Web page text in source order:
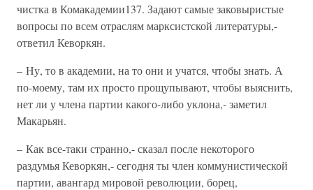
чистка в Комакадемии137. Задают самые заковыристые
вопросы по всем отраслям марксистской литературы,-
ответил Кеворкян.
– Ну, то в академии, на то они и учатся, чтобы знать. А
по-моему, там их просто прощупывают, чтобы выяснить,
нет ли у члена партии какого-либо уклона,- заметил
Макарьян.
– Как все-таки странно,- сказал после некоторого
раздумья Кеворкян,- сегодня ты член коммунистической
партии, авангард мировой революции, борец,